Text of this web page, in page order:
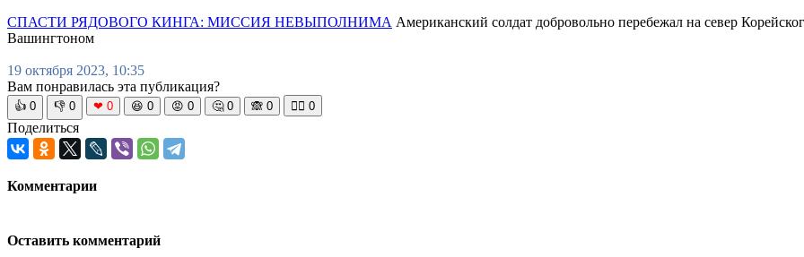
СПАСТИ РЯДОВОГО КИНГА: МИССИЯ НЕВЫПОЛНИМА Американский солдат добровольно перебежал на север
Вашингтоном
19 октября 2023, 10:35
Вам понравилась эта публикация?
👍 0 👎 0 ❤ 0 😆 0 😡 0 🤔 0 🙈 0 🧘‍♀️ 0
Поделиться
Комментарии
Оставить комментарий